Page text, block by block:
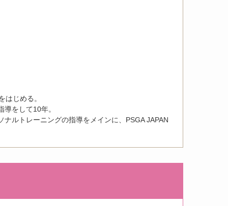
はじめる。
をして10年。
ルトレーニングの指導をメインに、PSGA JAPAN